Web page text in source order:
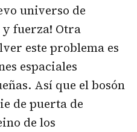
universo de
fuerza! Otra
este problema es
espaciales
Así que el bosón
de puerta de
de los